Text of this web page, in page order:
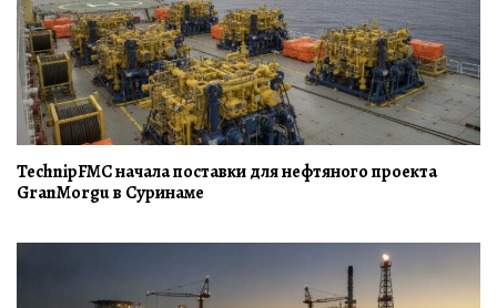
TechnipFMC начала поставки для нефтяного проекта
GranMorgu в Суринаме